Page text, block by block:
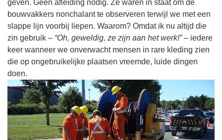
geven. Geen afleiding nodig. Ze waren in staat om de
bouwvakkers nonchalant te observeren terwijl we met een
slappe lijn voorbij liepen. Waarom? Omdat ik nu altijd die
zin gebruik – “Oh, geweldig, ze zijn aan het werk!”– iedere
keer wanneer we onverwacht mensen in rare kleding zien
die op ongebruikelijke plaatsen vreemde, luide dingen
doen.